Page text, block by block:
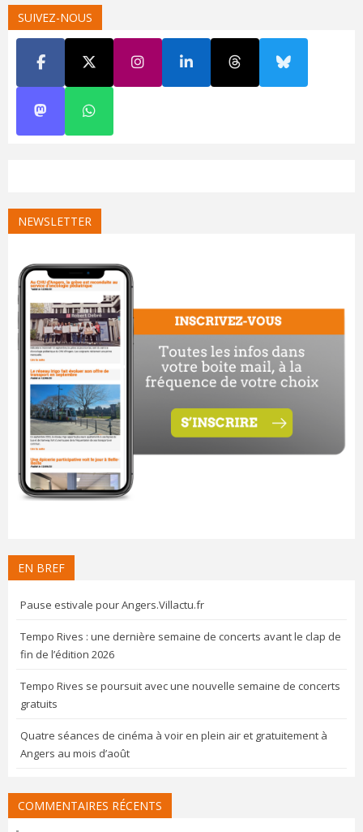
SUIVEZ-NOUS
NEWSLETTER
EN BREF
Pause estivale pour Angers.Villactu.fr
Tempo Rives : une dernière semaine de concerts avant le clap de
fin de l’édition 2026
Tempo Rives se poursuit avec une nouvelle semaine de concerts
gratuits
Quatre séances de cinéma à voir en plein air et gratuitement à
Angers au mois d’août
COMMENTAIRES RÉCENTS